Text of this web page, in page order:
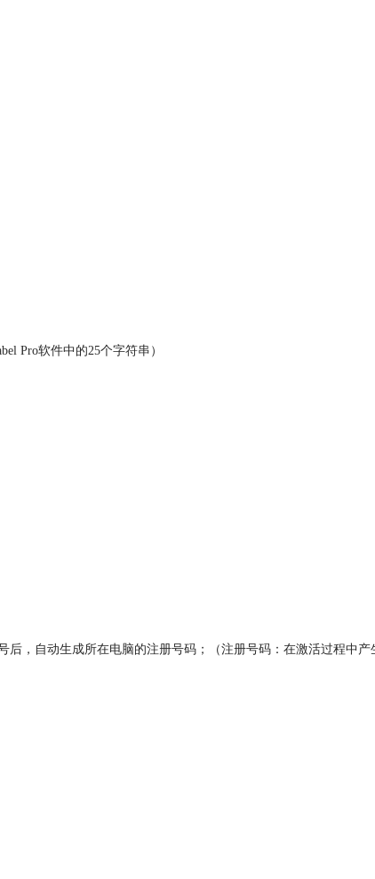
Pro软件中的25个字符串）
，自动生成所在电脑的注册号码；（注册号码：在激活过程中